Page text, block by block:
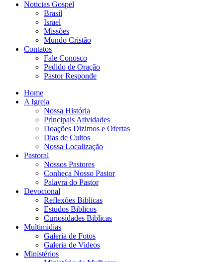
Noticias Gospel
Brasil
Israel
Missões
Mundo Cristão
Contatos
Fale Conosco
Pedido de Oração
Pastor Responde
Home
A Igreja
Nossa História
Principais Atividades
Doações Dizimos e Ofertas
Dias de Cultos
Nossa Localização
Pastoral
Nossos Pastores
Conheça Nosso Pastor
Palavra do Pastor
Devocional
Reflexões Biblicas
Estudos Biblicos
Curiosidades Biblicas
Multimidias
Galeria de Fotos
Galeria de Videos
Ministérios